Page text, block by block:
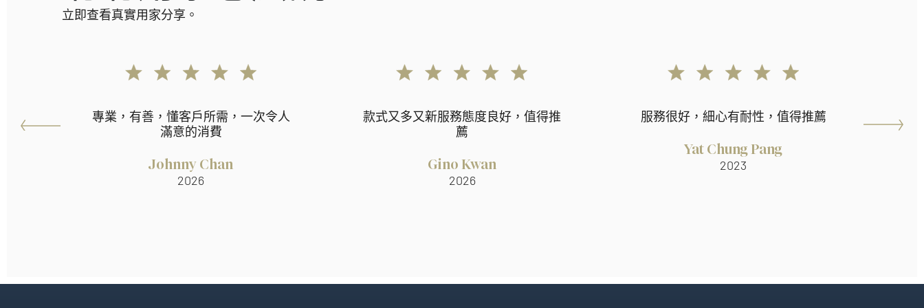
立即查看真實用家分享。
專業，有善，懂客戶所需，一次令人
滿意的消費
Johnny Chan
2026
款式又多又新服務態度良好，值得推
薦
Gino Kwan
2026
服務很好，細心有耐性，值得推薦
Yat Chung Pang
2023